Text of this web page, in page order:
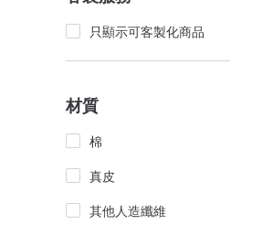
只顯示可客製化商品
材質
棉
真皮
其他人造纖維